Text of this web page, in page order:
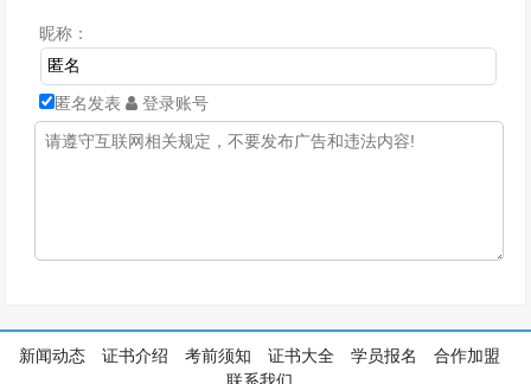
昵称：
匿名发表 登录账号
新闻动态 证书介绍 考前须知 证书大全 学员报名
合作加盟